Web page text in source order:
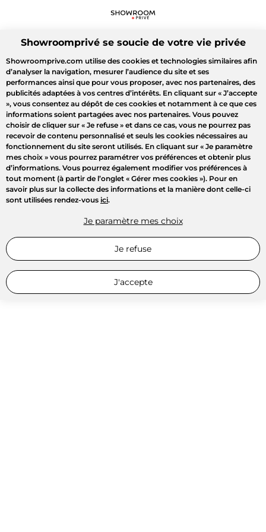
Showroomprivé se soucie de votre vie privée
Showroomprive.com utilise des cookies et technologies similaires afin
d’analyser la navigation, mesurer l’audience du site et ses
performances ainsi que pour vous proposer, avec nos partenaires, des
publicités adaptées à vos centres d’intérêts. En cliquant sur « J’accepte
», vous consentez au dépôt de ces cookies et notamment à ce que ces
informations soient partagées avec nos partenaires. Vous pouvez
choisir de cliquer sur « Je refuse » et dans ce cas, vous ne pourrez pas
recevoir de contenu personnalisé et seuls les cookies nécessaires au
fonctionnement du site seront utilisés. En cliquant sur « Je paramètre
mes choix » vous pourrez paramétrer vos préférences et obtenir plus
d’informations. Vous pourrez également modifier vos préférences à
tout moment (à partir de l’onglet « Gérer mes cookies »). Pour en
savoir plus sur la collecte des informations et la manière dont celle-ci
sont utilisées rendez-vous ici.
Je paramètre mes choix
Je refuse
J'accepte